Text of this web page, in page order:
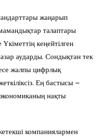
жаңарып
талаптары
кеңейтілген
аударды. Сондықтан тек
жалпы цифрлық
Ең бастысы –
нақты
компаниялармен